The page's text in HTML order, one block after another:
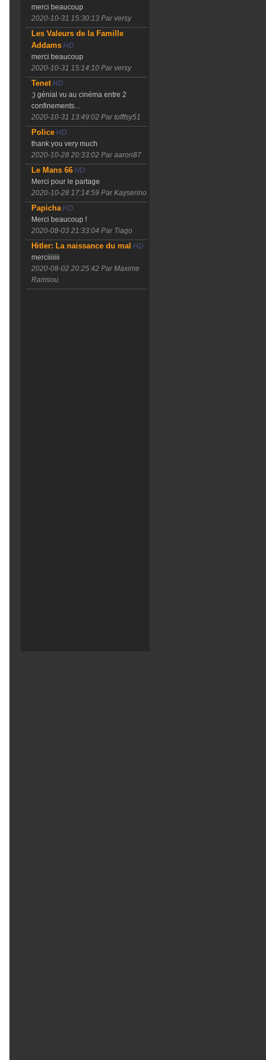
merci beaucoup
2020-10-31 15:30:13 Par versy
Les Valeurs de la Famille
AddamsHD
merci beaucoup
2020-10-31 15:14:10 Par versy
TenetHD
;) génial vu au cinéma entre 2
confinements...
2020-10-31 13:49:02 Par tofffsy51
PoliceHD
thank you very much
2020-10-28 20:33:02 Par aaron87
Le Mans 66HD
Merci pour le partage
2020-10-28 17:14:59 Par Kayserino
PapichaHD
Merci beaucoup !
2020-08-03 21:33:04 Par Tiago
Hitler: La naissance du mal HD
merciiiiiii
2020-08-02 20:25:42 Par Maxime
Ramsou